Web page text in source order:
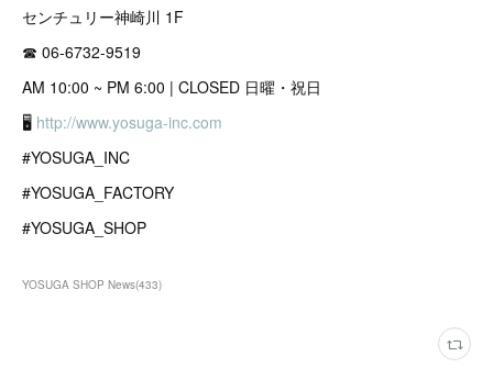
センチュリー神崎川 1F
☎︎ 06-6732-9519
AM 10:00 ~ PM 6:00 | CLOSED 日曜・祝日
🖥 http://www.yosuga-inc.com
#YOSUGA_INC
#YOSUGA_FACTORY
#YOSUGA_SHOP
YOSUGA SHOP News(433)